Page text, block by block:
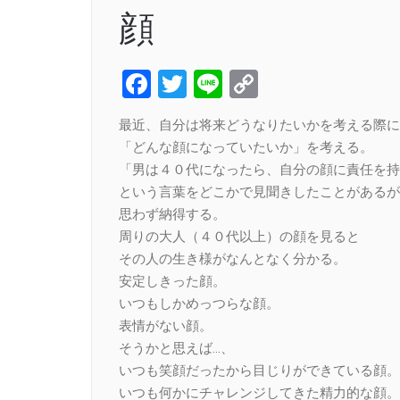
顔
Facebook
Twitter
Line
Link
最近、自分は将来どうなりたいかを考える際に
「どんな顔になっていたいか」を考える。
「男は４０代になったら、自分の顔に責任を
という言葉をどこかで見聞きしたことがある
思わず納得する。
周りの大人（４０代以上）の顔を見ると
その人の生き様がなんとなく分かる。
安定しきった顔。
いつもしかめっつらな顔。
表情がない顔。
そうかと思えば…、
いつも笑顔だったから目じりができている顔。
いつも何かにチャレンジしてきた精力的な顔。